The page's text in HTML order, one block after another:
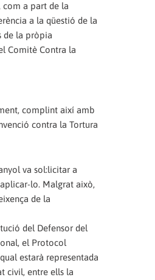
com a part de la
a la qüestió de la
de la pròpia
Comitè Contra la
complint així amb
contra la Tortura
va sol:licitar a
lo. Malgrat això,
de la
del Defensor del
el Protocol
estarà representada
civil, entre ells la